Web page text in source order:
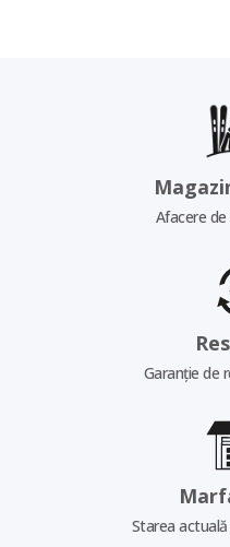
Afacere
Garanție de
Starea